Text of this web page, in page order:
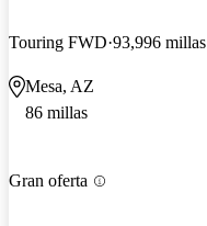
Touring FWD 93,996 millas
Mesa, AZ
86 millas
Gran oferta